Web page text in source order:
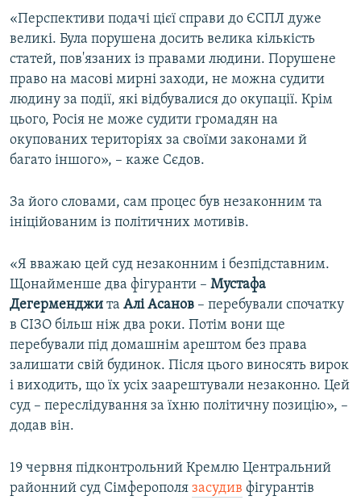
«Перспективи подачі цієї справи до ЄСПЛ дуже
великі. Була порушена досить велика кількість
статей, пов'язаних із правами людини. Порушене
право на масові мирні заходи, не можна судити
людину за події, які відбувалися до окупації. Крім
цього, Росія не може судити громадян на
окупованих територіях за своїми законами й
багато іншого», – каже Сєдов.
За його словами, сам процес був незаконним та
ініційованим із політичних мотивів.
«Я вважаю цей суд незаконним і безпідставним.
Щонайменше два фігуранти –​ Мустафа
Дегерменджи та Алі Асанов –​ перебували спочатку
в СІЗО більш ніж два роки. Потім вони ще
перебували під домашнім арештом без права
залишати свій будинок. Після цього виносять вирок
і виходить, що їх усіх заарештували незаконно. Цей
суд – переслідування за їхню політичну позицію», –
додав він.
19 червня підконтрольний Кремлю Центральний
районний суд Сімферополя засудив фігурантів